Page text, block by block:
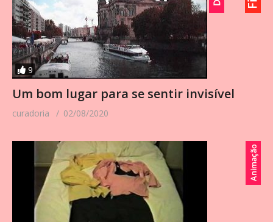
9
Um bom lugar para se sentir invisível
curadoria 02/08/2020